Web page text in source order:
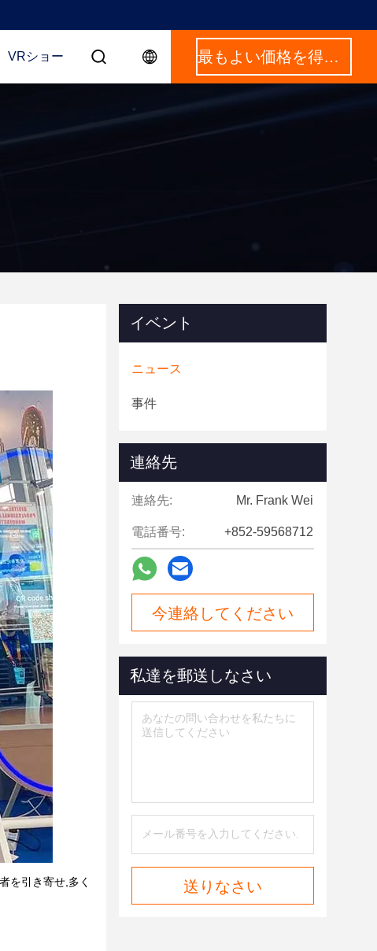
VRショー 最もよい価格を得なさい
を引き寄せ,多く
イベント
ニュース
事件
連絡先
連絡先: Mr. Frank Wei
電話番号: +852-59568712
今連絡してください
私達を郵送しなさい
送りなさい